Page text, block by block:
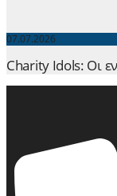
07.07.2026
Charity Idols: Οι